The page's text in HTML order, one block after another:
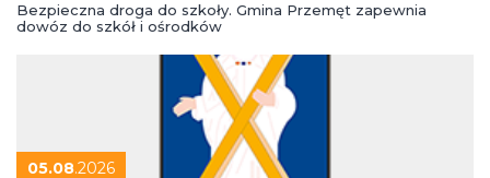
Bezpieczna droga do szkoły. Gmina Przemęt zapewnia
dowóz do szkół i ośrodków
05.08.2026